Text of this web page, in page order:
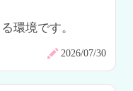
環境です。
2026/07/30